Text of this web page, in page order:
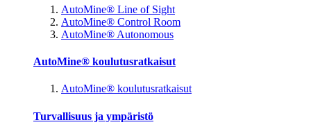
AutoMine® Line of Sight
AutoMine® Control Room
AutoMine® Autonomous
AutoMine® koulutusratkaisut
AutoMine® koulutusratkaisut
Turvallisuus ja ympäristö